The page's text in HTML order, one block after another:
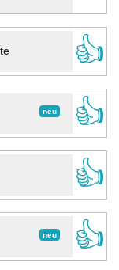
👍
neu
👍
👍
neu
👍